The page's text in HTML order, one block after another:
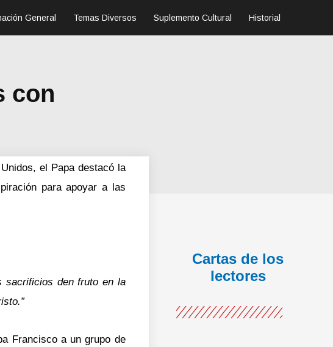
General Temas Diversos Suplemento Cultural Historial
con
el Papa destacó la
para apoyar a las
sacrificios den fruto en la
Francisco a un grupo de
Cartas de los
lectores